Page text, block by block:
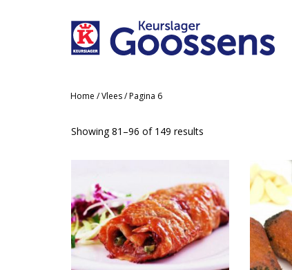
Home /Vlees/ Pagina 6
Showing 81–96 of 149 results
MEER INFORMATIE
Selecteer opties